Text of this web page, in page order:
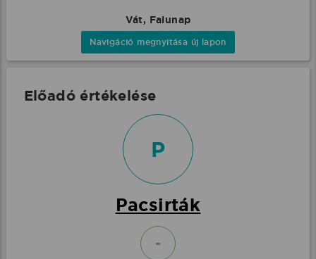
Vát, Falunap
Navigáció megnyitása új lapon
Előadó értékelése
P
Pacsirták
-